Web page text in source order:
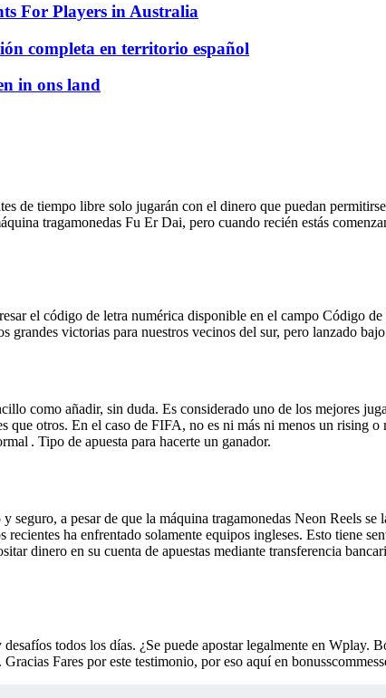
For Players in Australia
completa en territorio español
in ons land
de tiempo libre solo jugarán con el dinero que puedan
tragamonedas Fu Er Dai, pero cuando recién estás
el código de letra numérica disponible en el campo Código
grandes victorias para nuestros vecinos del sur, pero lanzado
como añadir, sin duda. Es considerado uno de los mejores
que otros. En el caso de FIFA, no es ni más ni menos un rising
. Tipo de apuesta para hacerte un ganador.
a pesar de que la máquina tragamonedas Neon Reels
ha enfrentado solamente equipos ingleses. Esto tiene
dinero en su cuenta de apuestas mediante transferencia
todos los días. ¿Se puede apostar legalmente en
Fares por este testimonio, por eso aquí en